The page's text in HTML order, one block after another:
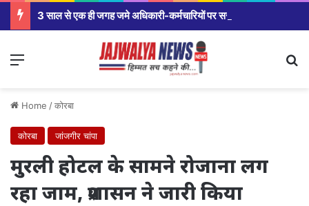
Menu
Home /कोरबा
कोरबा जांजगीर चांपा
मुरली होटल के सामने रोजाना लग
रहा जाम, प्रशासन ने जारी किया